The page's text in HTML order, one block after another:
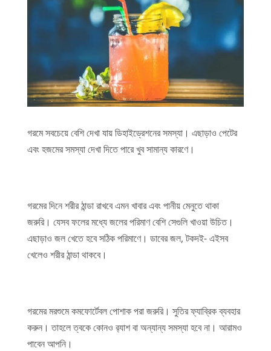
গরমে সবচেয়ে বেশি দেখা যায় ডিহাইড্রেশনের সমস্যা। এছাড়াও পেটের
এবং হজমের সমস্যা দেখা দিতে পারে খুব সামান্য কারণে।
গরমের দিনে শরীর ঠান্ডা রাখবে এমন খাবার এবং পানীয় মেনুতে থাকা
জরুরি। যেসব ফলের মধ্যে জলের পরিমাণ বেশি সেগুলি খাওয়া উচিত।
এছাড়াও জল খেতে হবে সঠিক পরিমাণে। ডাবের জল, টকদই- এইসব
খেলেও শরীর ঠান্ডা থাকবে।
গরমের মরশুমে কমফোর্টেবল পোশাক পরা জরুরি। সুতির ফ্যাব্রিক ব্যবহার
করুন। তাহলে ত্বকে কোনও র‍্যাশ বা অন্যান্য সমস্যা হবে না। আরামও
পাবেন আপনি।